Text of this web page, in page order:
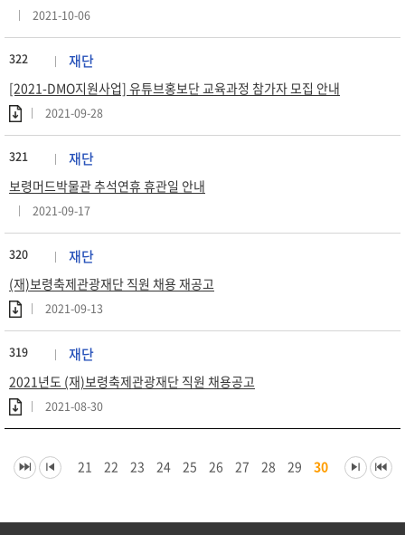
2021-10-06
322 재단
[2021-DMO지원사업] 유튜브홍보단 교육과정 참가자 모집 안내
2021-09-28
321 재단
보령머드박물관 추석연휴 휴관일 안내
2021-09-17
320 재단
(재)보령축제관광재단 직원 채용 재공고
2021-09-13
319 재단
2021년도 (재)보령축제관광재단 직원 채용공고
2021-08-30
21 22 23 24 25 26 27 28 29 30